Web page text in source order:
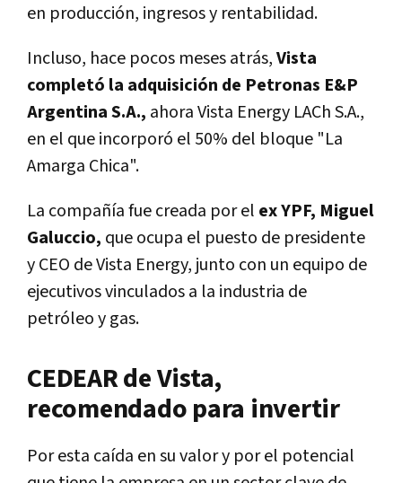
en producción, ingresos y rentabilidad.
Incluso, hace pocos meses atrás,Vista
completó la adquisición de Petronas E&P
Argentina S.A., ahora Vista Energy LACh S.A.,
en el que incorporó el 50% del bloque "La
Amarga Chica".
La compañía fue creada por el ex YPF, Miguel
Galuccio, que ocupa el puesto de presidente
y CEO de Vista Energy, junto con un equipo de
ejecutivos vinculados a la industria de
petróleo y gas.
CEDEAR de Vista,
recomendado para invertir
Por esta caída en su valor y por el potencial